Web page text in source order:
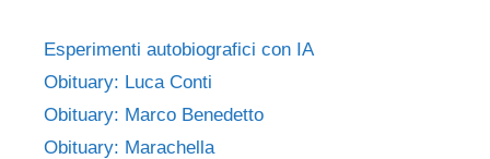
Esperimenti autobiografici con IA
Obituary: Luca Conti
Obituary: Marco Benedetto
Obituary: Marachella